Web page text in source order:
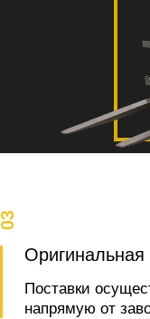
Оригинальная
Поставки
напрямую от
03